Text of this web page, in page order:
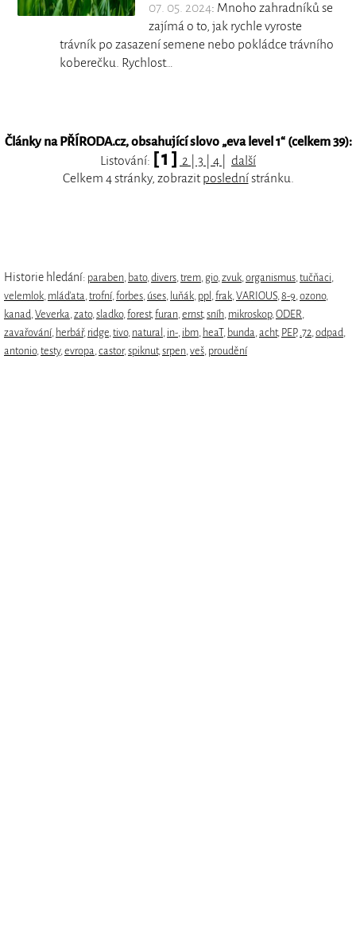
07. 05. 2024: Mnoho zahradníků se
zajímá o to, jak rychle vyroste
trávník po zasazení semene nebo pokládce trávního
koberečku. Rychlost…
Články na PŘÍRODA.cz, obsahující slovo „eva level 1“ (celkem 39):
Listování: [ 1 ] 2 3 4
další
Celkem 4 stránky, zobrazitposlednístránku.
Historie hledání: paraben, bato,divers,trem, gio,zvuk,organismus,tučňaci,
velemlok, mláďata,trofní,forbes, úses, luňák, ppl ,frak,VARIOUS,8-9,ozono,
kanad,Veverka,zato,sladko,forest,furan,ernst,sníh, mikroskop,ODER,
zavařování, herbář, ridge,tivo, natural , in-, ibm, heaT, bunda,acht, PEP, .72,odpad,
antonio,testy,evropa,castor,spiknut,srpen,veš, proudění